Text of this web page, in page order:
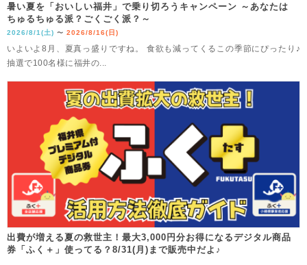
暑い夏を「おいしい福井」で乗り切ろうキャンペーン ～あなたは
ちゅるちゅる派？ごくごく派？～
2026/8/1(土) 〜 2026/8/16(日)
いよいよ8月、夏真っ盛りですね。 食欲も減ってくるこの季節にぴったり♪
抽選で100名様に福井の...
出費が増える夏の救世主！最大3,000円分お得になるデジタル商品
券「ふく＋」使ってる？8/31(月)まで販売中だよ♪